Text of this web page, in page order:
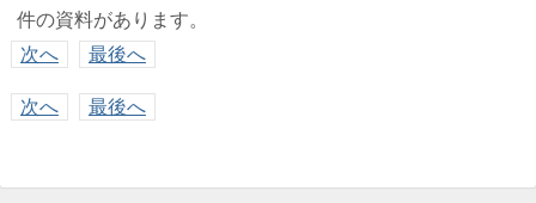
件の資料があります。
次へ
最後へ
次へ 最後へ